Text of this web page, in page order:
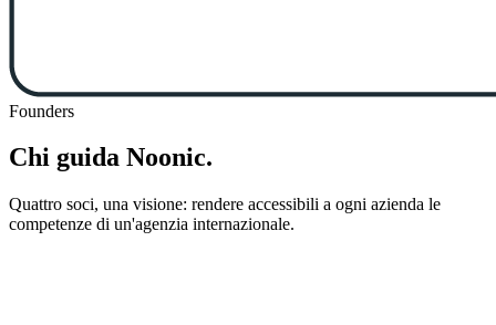
Founders
Chi guida Noonic.
Quattro soci, una visione: rendere accessibili a ogni azienda le
competenze di un'agenzia internazionale.